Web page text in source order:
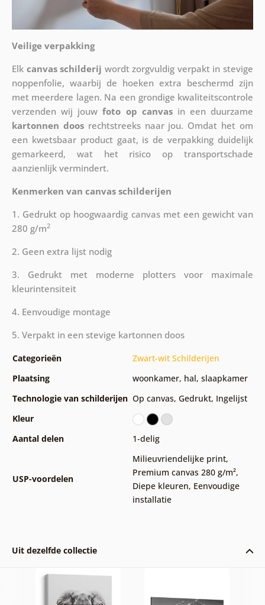
Veilige verpakking
Elk canvas schilderij wordt zorgvuldig verpakt in stevige
noppenfolie, waarbij de hoeken extra beschermd zijn
met meerdere lagen. Na een grondige kwaliteitscontrole
verzenden wij jouwfoto op canvasin een duurzame
kartonnen doosrechtstreeks naar jou. Omdat het om
een kwetsbaar product gaat, is de verpakking duidelijk
gemarkeerd, wat het risico op transportschade
aanzienlijk vermindert.
Kenmerken van canvas schilderijen
1. Gedrukt op hoogwaardig canvas met een gewicht van
280 g/m2
2. Geen extra lijst nodig
3. Gedrukt met moderne plotters voor maximale
kleurintensiteit
4. Eenvoudige montage
5. Verpakt in een stevige kartonnen doos
Categorieën
Zwart-wit Schilderijen
Plaatsing
woonkamer, hal, slaapkamer
Technologie van schilderijen Op canvas, Gedrukt, Ingelijst
Kleur
Aantal delen
1-delig
USP-voordelen
Milieuvriendelijke print,
Premium canvas 280 g/m²,
Diepe kleuren, Eenvoudige
installatie
Uit dezelfde collectie